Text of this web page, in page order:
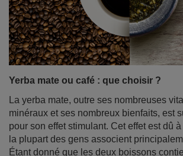
La yerba mate, outre ses nombreuses
minéraux et ses nombreux bienfaits, est
pour son effet stimulant. Cet effet est dû à
la plupart des gens associent
Étant donné que les deux boissons
qui se pose est la suivante : qu'est-ce qui
yerba mate ou le café ? Découvrons-le
En savoir plus